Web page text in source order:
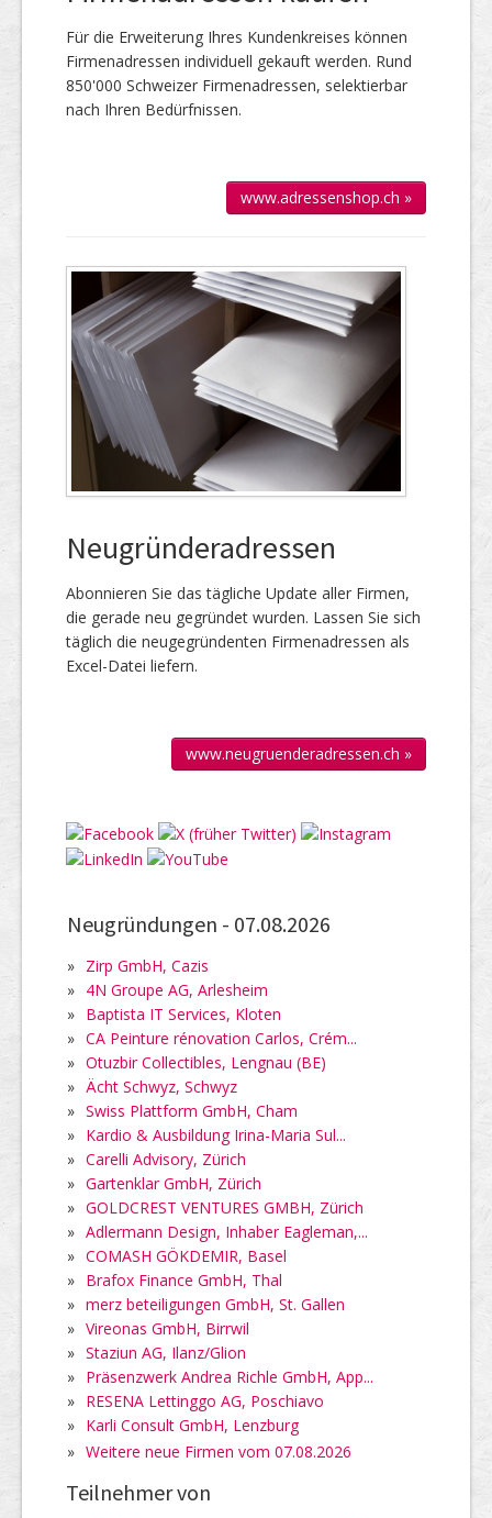
Für die Er­wei­te­rung Ihres Kun­den­kreises kön­nen
Firmen­adressen individuell gekauft werden. Rund
850'000 Schweizer Firmen­adressen, selek­tierbar
nach Ihren Bedürfnissen.
www.adressenshop.ch »
Neugründeradressen
Abonnieren Sie das täg­liche Up­date aller Firmen,
die gerade neu ge­gründet wur­den. Lassen Sie sich
täglich die neu­gegründenten Firmen­adressen als
Excel-Datei liefern.
www.neugruenderadressen.ch »
Neugründungen - 07.08.2026
» Zirp GmbH, Cazis
» 4N Groupe AG, Arlesheim
» Baptista IT Services, Kloten
» CA Peinture rénovation Carlos, Crém...
» Otuzbir Collectibles, Lengnau (BE)
» Ächt Schwyz, Schwyz
» Swiss Plattform GmbH, Cham
» Kardio & Ausbildung Irina-Maria Sul...
» Carelli Advisory, Zürich
» Gartenklar GmbH, Zürich
» GOLDCREST VENTURES GMBH, Zürich
» Adlermann Design, Inhaber Eagleman,...
» COMASH GÖKDEMIR, Basel
» Brafox Finance GmbH, Thal
» merz beteiligungen GmbH, St. Gallen
» Vireonas GmbH, Birrwil
» Staziun AG, Ilanz/Glion
» Präsenzwerk Andrea Richle GmbH, App...
» RESENA Lettinggo AG, Poschiavo
» Karli Consult GmbH, Lenzburg
» Weitere neue Firmen vom 07.08.2026
Teilnehmer von